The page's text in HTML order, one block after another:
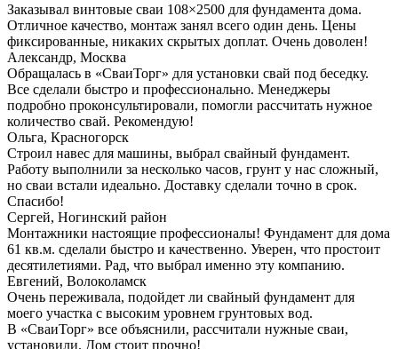
Заказывал винтовые сваи 108×2500 для фундамента дома.
Отличное качество, монтаж занял всего один день. Цены
фиксированные, никаких скрытых доплат. Очень доволен!
Александр, Москва
Обращалась в «СваиТорг» для установки свай под беседку.
Все сделали быстро и профессионально. Менеджеры
подробно проконсультировали, помогли рассчитать нужное
количество свай. Рекомендую!
Ольга, Красногорск
Строил навес для машины, выбрал свайный фундамент.
Работу выполнили за несколько часов, грунт у нас сложный,
но сваи встали идеально. Доставку сделали точно в срок.
Спасибо!
Сергей, Ногинский район
Монтажники настоящие профессионалы! Фундамент для дома
61 кв.м. сделали быстро и качественно. Уверен, что простоит
десятилетиями. Рад, что выбрал именно эту компанию.
Евгений, Волоколамск
Очень переживала, подойдет ли свайный фундамент для
моего участка с высоким уровнем грунтовых вод.
В «СваиТорг» все объяснили, рассчитали нужные сваи,
установили. Дом стоит прочно!